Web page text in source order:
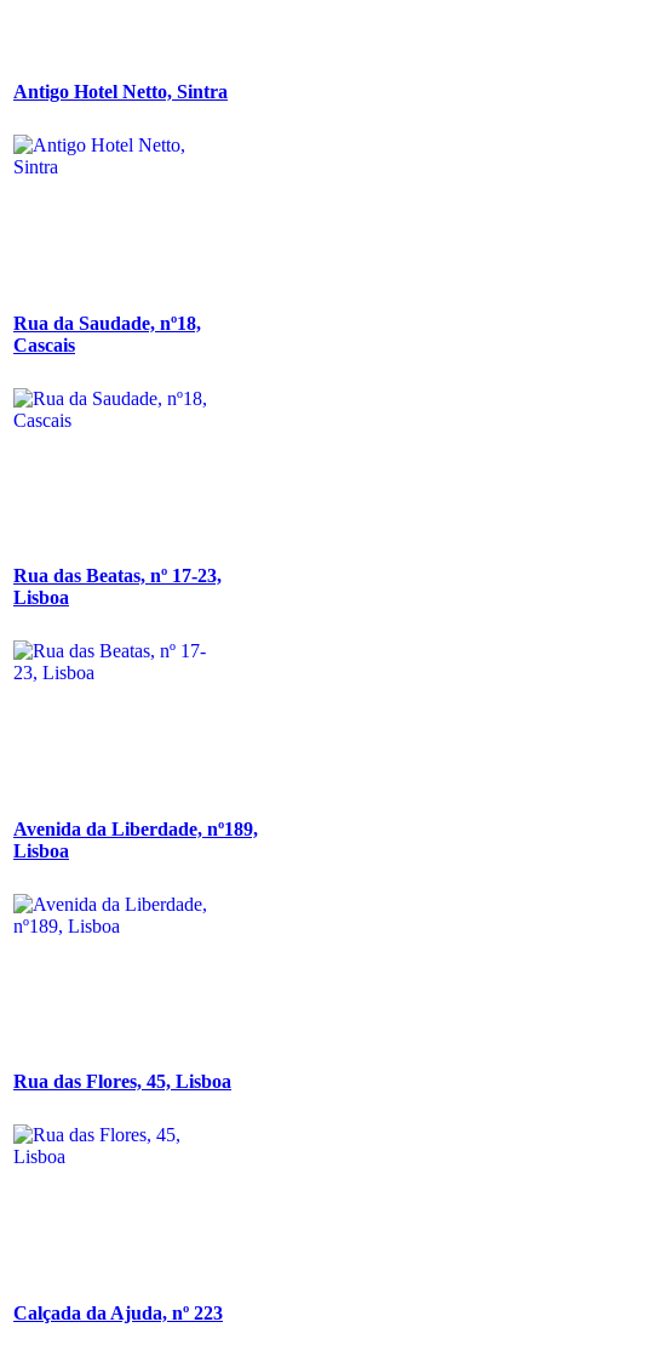
Antigo Hotel Netto, Sintra
Rua da Saudade, nº18,
Cascais
Rua das Beatas, nº 17-23,
Lisboa
Avenida da Liberdade, nº189,
Lisboa
Rua das Flores, 45, Lisboa
Calçada da Ajuda, nº 223